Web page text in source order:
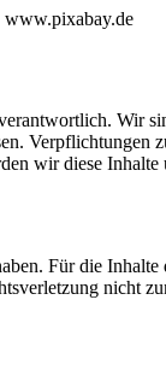
www.pixabay.de
Wir
wir diese
Für die
nicht